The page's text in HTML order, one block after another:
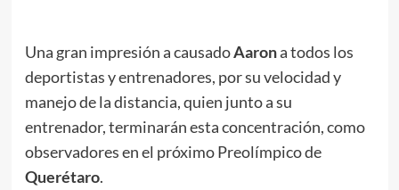
Una gran impresión a causadoAarona todos los
deportistas y entrenadores, por su velocidad y
manejo de la distancia, quien junto a su
entrenador, terminarán esta concentración, como
observadores en el próximo Preolímpico de
Querétaro.